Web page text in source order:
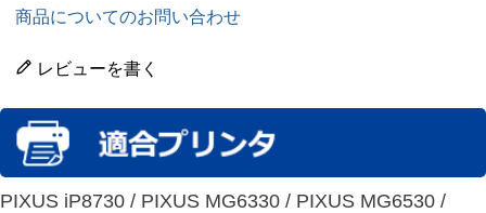
商品についてのお問い合わせ
レビューを書く
PIXUS iP8730 / PIXUS MG6330 / PIXUS MG6530 /